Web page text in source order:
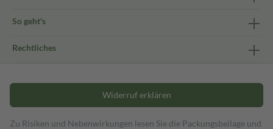
So geht's
Rechtliches
Widerruf erklären
Zu Risiken und Nebenwirkungen lesen Sie die Packungsbeilage und